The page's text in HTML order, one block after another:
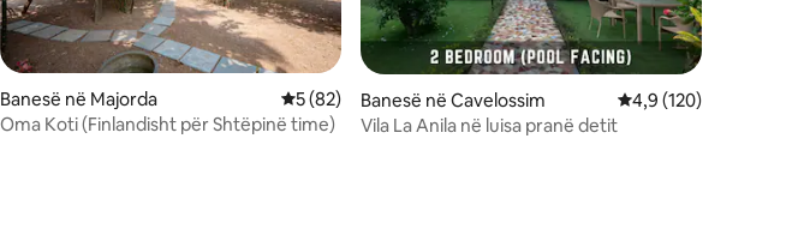
Banesë në Majorda Vlerësimi mesatar 5 nga 5, 82 vlerësime
5 (82)
Oma Koti (Finlandisht për Shtëpinë time)
Banesë në Cavelossim Vlerësimi mesatar
4,9 (120)
Vila La Anila në luisa pranë detit